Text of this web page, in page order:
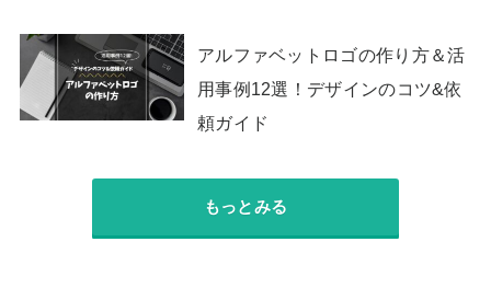
アルファベットロゴの作り方＆活
用事例12選！デザインのコツ&依
頼ガイド
もっとみる